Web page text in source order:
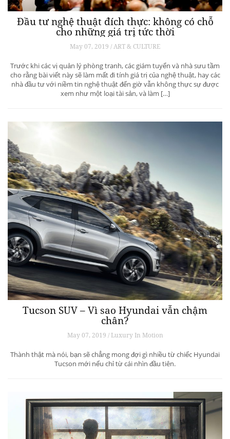
Đầu tư nghệ thuật đích thực: không có chỗ
cho những giá trị tức thời
May 07, 2019 / ART & CULTURE
Trước khi các vị quản lý phòng tranh, các giám tuyển và nhà sưu tầm
cho rằng bài viết này sẽ làm mất đi tính giá trị của nghệ thuật, hay các
nhà đầu tư với niềm tin nghệ thuật đến giờ vẫn không thực sự được
xem như một loại tài sản, và làm […]
Tucson SUV – Vì sao Hyundai vẫn chậm
chân?
May 07, 2019 / Luxury In Motion
Thành thật mà nói, bạn sẽ chẳng mong đợi gì nhiều từ chiếc Hyundai
Tucson mới nếu chỉ từ cái nhìn đầu tiên.